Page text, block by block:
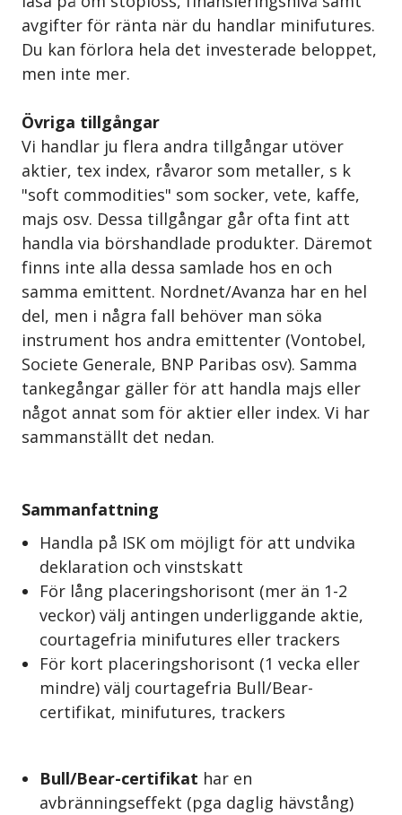
avgifter för ränta när du handlar minifutures.
Du kan förlora hela det investerade beloppet,
men inte mer.
Övriga tillgångar
Vi handlar ju flera andra tillgångar utöver
aktier, tex index, råvaror som metaller, s k
"soft commodities" som socker, vete, kaffe,
majs osv. Dessa tillgångar går ofta fint att
handla via börshandlade produkter. Däremot
finns inte alla dessa samlade hos en och
samma emittent. Nordnet/Avanza har en hel
del, men i några fall behöver man söka
instrument hos andra emittenter (Vontobel,
Societe Generale, BNP Paribas osv). Samma
tankegångar gäller för att handla majs eller
något annat som för aktier eller index. Vi har
sammanställt det nedan.
Sammanfattning
Handla på ISK om möjligt för att undvika
deklaration och vinstskatt
För lång placeringshorisont (mer än 1-2
veckor) välj antingen underliggande aktie,
courtagefria minifutures eller trackers
För kort placeringshorisont (1 vecka eller
mindre) välj courtagefria Bull/Bear-
certifikat, minifutures, trackers
Bull/Bear-certifikat har en
avbränningseffekt (pga daglig hävstång)